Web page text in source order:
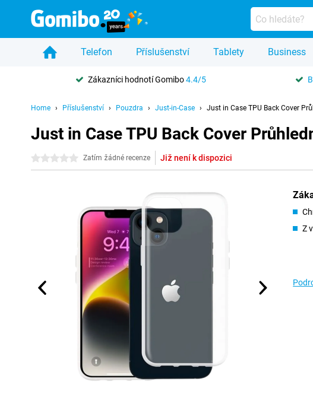
Telefon Příslušenství Tablety Business
Zákazníci hodnotí Gomibo4.4/5
Home Příslušenství Pouzdra Just-in-Case Just in Case TPU Back Cover
Just in Case TPU Back Cover
0 hvězdičky Zatím žádné recenze Již není k dispozici
Z